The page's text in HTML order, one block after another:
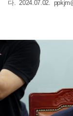
다. 2024.07.02.